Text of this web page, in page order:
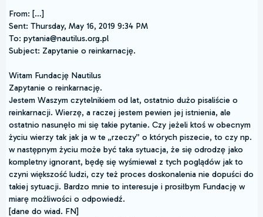
From: […]
Sent: Thursday, May 16, 2019 9:34 PM
To: pytania@nautilus.org.pl
Subject: Zapytanie o reinkarnację.
Witam Fundację Nautilus
Zapytanie o reinkarnację.
Jestem Waszym czytelnikiem od lat, ostatnio dużo pisaliście o
reinkarnacji. Wierzę, a raczej jestem pewien jej istnienia, ale
ostatnio nasunęło mi się takie pytanie. Czy jeżeli ktoś w obecnym
życiu wierzy tak jak ja w te „rzeczy” o których piszecie, to czy np.
w następnym życiu może być taka sytuacja, że się odrodzę jako
kompletny ignorant, będę się wyśmiewał z tych poglądów jak to
czyni większość ludzi, czy też proces doskonalenia nie dopuści do
takiej sytuacji. Bardzo mnie to interesuje i prosiłbym Fundację w
miarę możliwości o odpowiedź.
[dane do wiad. FN]